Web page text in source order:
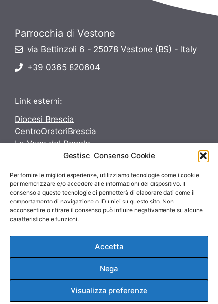
Gestisci Consenso Cookie
Per fornire le migliori esperienze, utilizziamo tecnologie come i cookie
per memorizzare e/o accedere alle informazioni del dispositivo. Il
consenso a queste tecnologie ci permetterà di elaborare dati come il
comportamento di navigazione o ID unici su questo sito. Non
acconsentire o ritirare il consenso può influire negativamente su alcune
caratteristiche e funzioni.
Accetta
Nega
Visualizza preferenze
Parrocchia di Vestone
via Bettinzoli 6 - 25078 Vestone (BS) - Italy
+39 0365 820604
Link esterni:
Diocesi Brescia
CentroOratoriBrescia
La Voce del Popolo
Seguici su:
Seguici su:
© 2026 ParrocchieInsieme
Cookie Policy